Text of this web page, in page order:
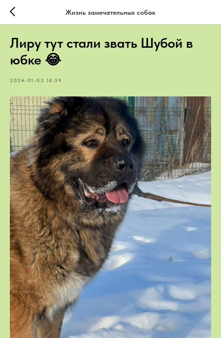
Жизнь замечательных собак
Лиру тут стали звать Шубой в
юбке 😂
2024-01-03 18:39